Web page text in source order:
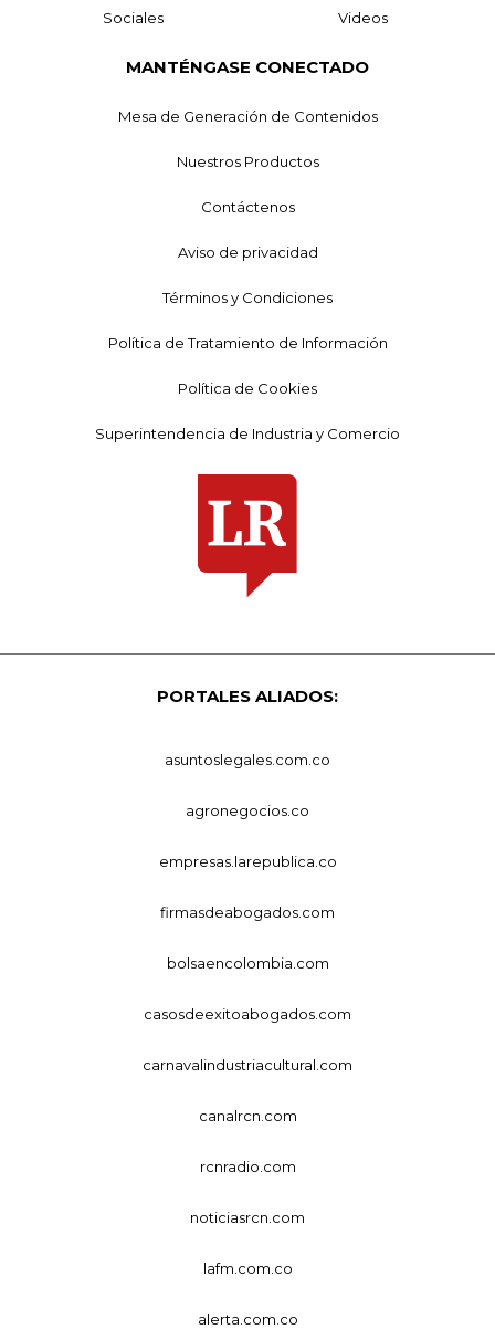
Sociales Videos
MANTÉNGASE CONECTADO
Mesa de Generación de Contenidos
Nuestros Productos
Contáctenos
Aviso de privacidad
Términos y Condiciones
Política de Tratamiento de Información
Política de Cookies
Superintendencia de Industria y Comercio
PORTALES ALIADOS:
asuntoslegales.com.co
agronegocios.co
empresas.larepublica.co
firmasdeabogados.com
bolsaencolombia.com
casosdeexitoabogados.com
carnavalindustriacultural.com
canalrcn.com
rcnradio.com
noticiasrcn.com
lafm.com.co
alerta.com.co